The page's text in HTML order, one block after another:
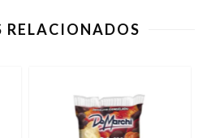
RELACIONADOS